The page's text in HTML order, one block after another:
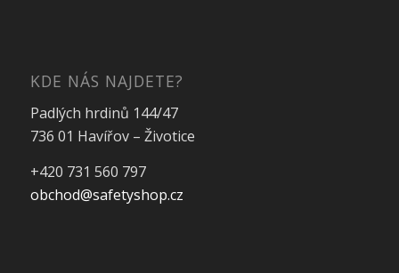
KDE NÁS NAJDETE?
Padlých hrdinů 144/47
736 01 Havířov – Životice
+420 731 560 797
obchod@safetyshop.cz